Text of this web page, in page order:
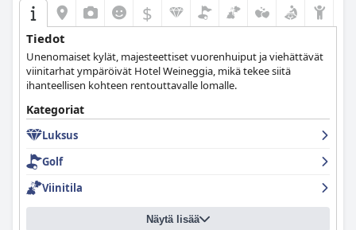
$
Tiedot
Unenomaiset kylät, majesteettiset vuorenhuiput ja viehättävät
viinitarhat ympäröivät Hotel Weineggia, mikä tekee siitä
ihanteellisen kohteen rentouttavalle lomalle.
Kategoriat
Luksus
Golf
Viinitila
Näytä lisää